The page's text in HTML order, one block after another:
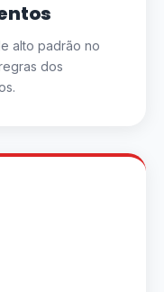
alto padrão no
dos